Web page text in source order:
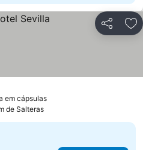
Partilhar
em cápsulasVer preços
de Salteras